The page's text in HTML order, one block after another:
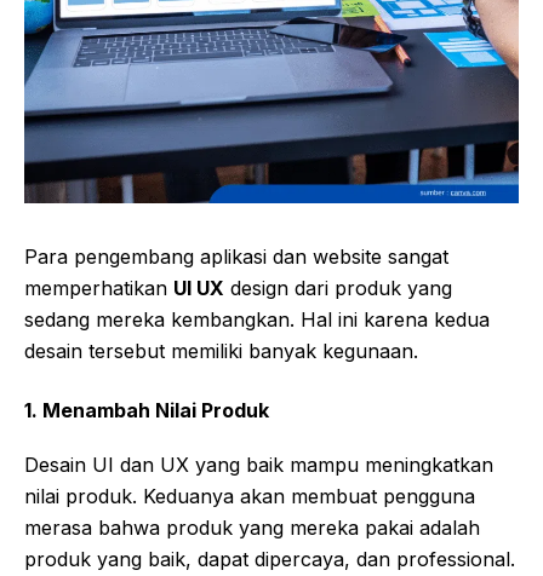
Para pengembang aplikasi dan website sangat
memperhatikan UI UX design dari produk yang
sedang mereka kembangkan. Hal ini karena kedua
desain tersebut memiliki banyak kegunaan.
1. Menambah Nilai Produk
Desain UI dan UX yang baik mampu meningkatkan
nilai produk. Keduanya akan membuat pengguna
merasa bahwa produk yang mereka pakai adalah
produk yang baik, dapat dipercaya, dan professional.